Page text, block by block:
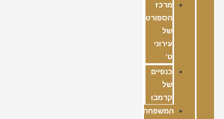
מרכז
הספורט
של
עירוני
ט’
כנפיים
של
קרמבו
המשפחה